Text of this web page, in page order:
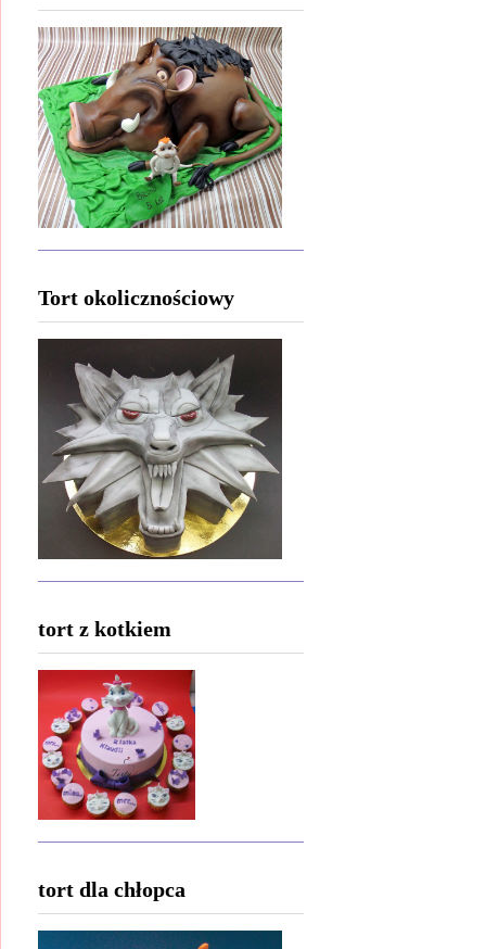
Tort okolicznościowy
tort z kotkiem
tort dla chłopca